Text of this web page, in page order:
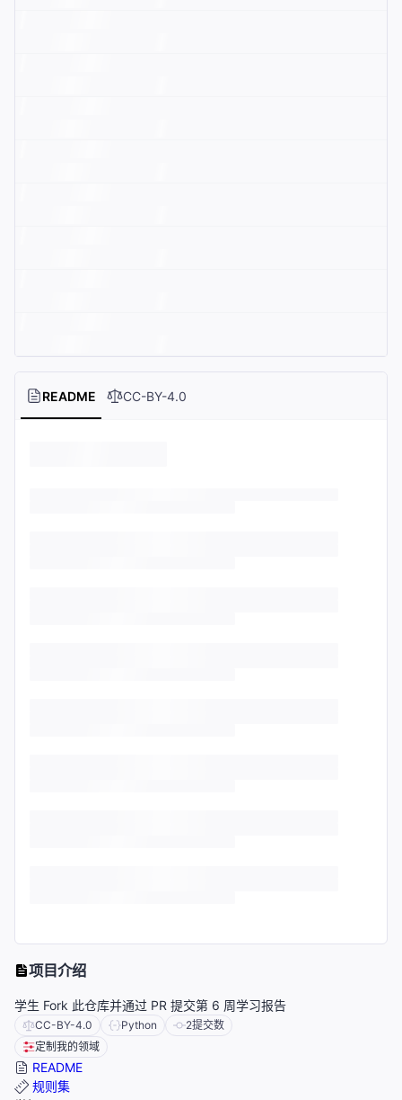
README CC-BY-4.0
项目介绍
学生 Fork 此仓库并通过 PR 提交第 6 周学习报告
CC-BY-4.0 Python 2提交数
定制我的领域
README
规则集